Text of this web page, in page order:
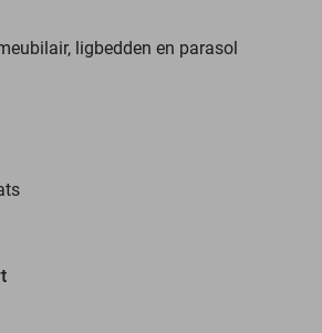
ligbedden en parasol